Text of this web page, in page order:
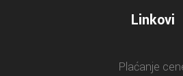
Linkovi
Plaćanje